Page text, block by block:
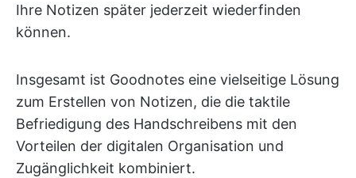
Ihre Notizen später jederzeit wiederfinden
können.
Insgesamt ist Goodnotes eine vielseitige Lösung
zum Erstellen von Notizen, die die taktile
Befriedigung des Handschreibens mit den
Vorteilen der digitalen Organisation und
Zugänglichkeit kombiniert.